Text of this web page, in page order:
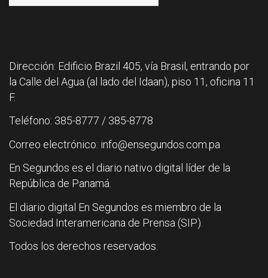
Dirección: Edificio Brazil 405, vía Brasil, entrando por
la Calle del Agua (al lado del Idaan), piso 11, oficina 11
F.
Teléfono: 385-8777 / 385-8778
Correo electrónico: info@ensegundos.com.pa
En Segundos es el diario nativo digital líder de la
República de Panamá.
El diario digital En Segundos es miembro de la
Sociedad Interamericana de Prensa (SIP).
Todos los derechos reservados.